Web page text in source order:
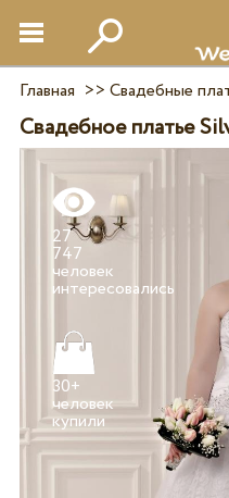
Главная >> Свадебные
Свадебное платье
27
747
человек
30+
человек
купили